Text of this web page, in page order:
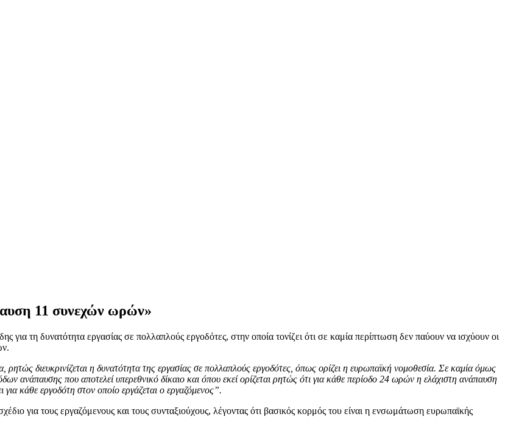
11 συνεχών ωρών»
τη δυνατότητα εργασίας σε πολλαπλούς εργοδότες, στην οποία τονίζει ότι σε καμία περίπτωση δεν παύουν να ισχύουν οι
διευκρινίζεται η δυνατότητα της εργασίας σε πολλαπλούς εργοδότες, όπως ορίζει η ευρωπαϊκή νομοθεσία. Σε καμία όμως
ανάπαυσης που αποτελεί υπερεθνικό δίκαιο και όπου εκεί ορίζεται ρητώς ότι για κάθε περίοδο 24 ωρών η ελάχιστη ανάπαυση
κάθε εργοδότη στον οποίο εργάζεται ο εργαζόμενος”.
για τους εργαζόμενους και τους συνταξιούχους, λέγοντας ότι βασικός κορμός του είναι η ενσωμάτωση ευρωπαϊκής